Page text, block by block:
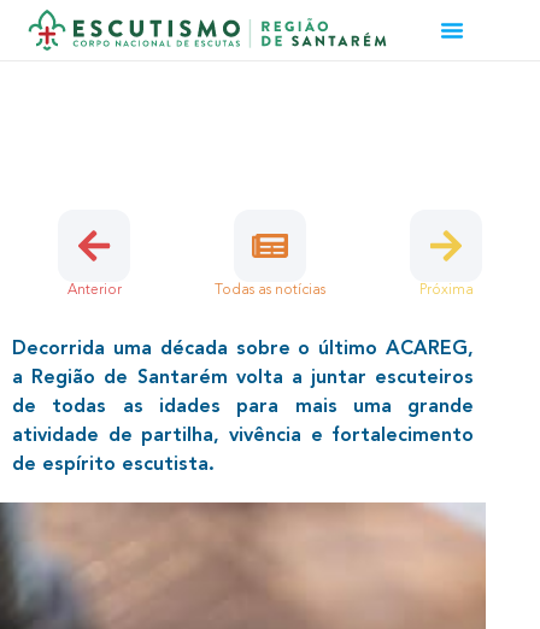
Anterior Todas as notícias Próxima
Decorrida uma década sobre o último ACAREG,
a Região de Santarém volta a juntar escuteiros
de todas as idades para mais uma grande
atividade de partilha, vivência e fortalecimento
de espírito escutista.